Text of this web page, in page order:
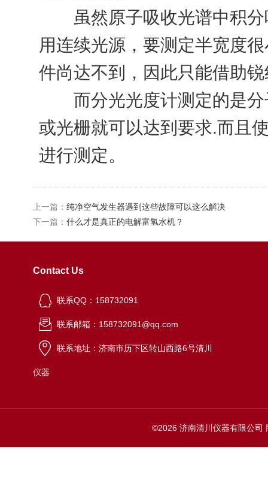
虽然原子吸收光谱中积分
用连续光源，要测定半宽度
件尚达不到，因此只能借助
而分光光度计测定的是分
或光栅就可以达到要求.而且
进行测定。
上一篇： 纯净空气发生器遇到这些故障可以这么解决
下一篇： 什么才是真正的电解富氢水机？
Contact Us
联系QQ：158732091
联系邮箱：158732091@qq.com
联系地址：济南市历下区转山西路6号清川
仪器
©2026 济南清川仪器有限公